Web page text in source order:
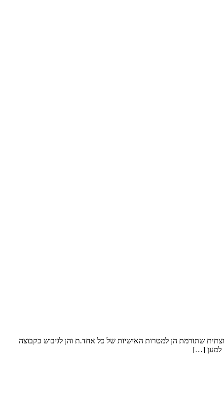
שתורמת הן למטרות האישיות של כל אחד.ת והן לגיבוש כקבוצה
למען […]